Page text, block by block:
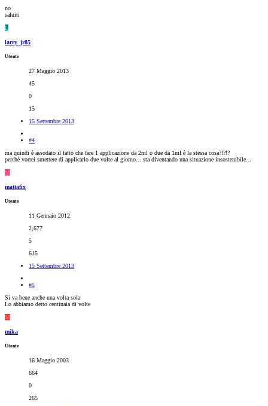
no
saluiti
L
larry_jr85
Utente
27 Maggio 2013
45
0
15
15 Settembre 2013
#4
ma quindi è assodato il fatto che fare 1 applicazione da 2ml o due da 1ml è la stessa cosa?!?!?
perchè vorrei smettere di applicarlo due volte al giorno... sta diventando una situazione insostenibile...
M
mattafix
Utente
11 Gennaio 2012
2,677
5
615
15 Settembre 2013
#5
Si va bene anche una volta sola
Lo abbiamo detto centinaia di volte
M
mika
Utente
16 Maggio 2003
664
0
265